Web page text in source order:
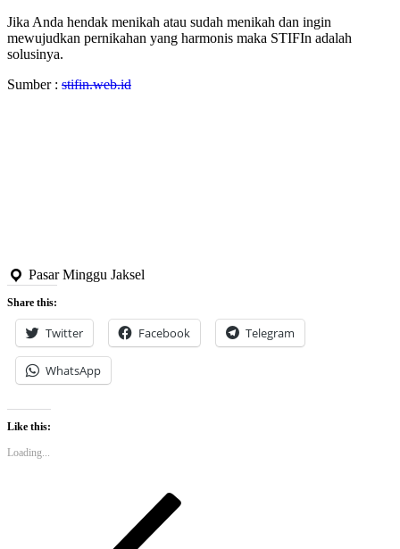
Jika Anda hendak menikah atau sudah menikah dan ingin
mewujudkan pernikahan yang harmonis maka STIFIn adalah
solusinya.
Sumber : stifin.web.id
Pasar Minggu Jaksel
Share this:
Twitter Facebook Telegram
WhatsApp
Like this:
Loading...